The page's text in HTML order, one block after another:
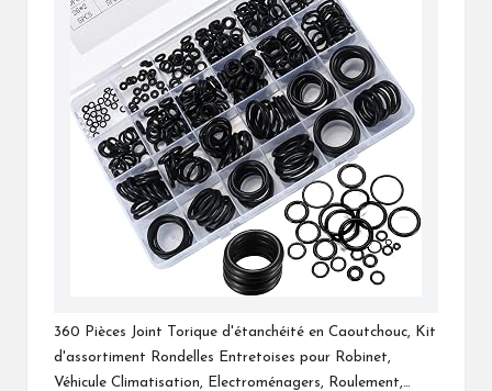
360 Pièces Joint Torique d'étanchéité en Caoutchouc, Kit
d'assortiment Rondelles Entretoises pour Robinet,
Véhicule Climatisation, Electroménagers, Roulement,